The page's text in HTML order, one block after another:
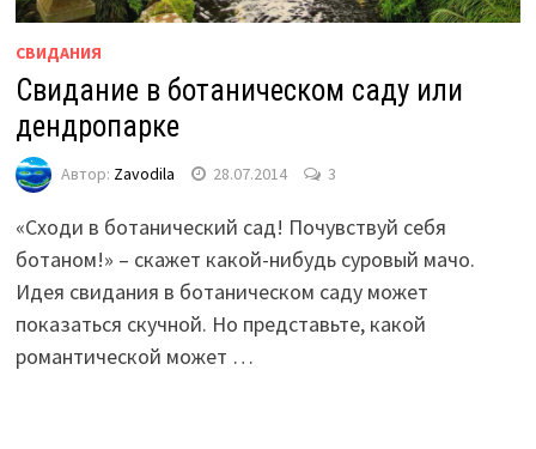
СВИДАНИЯ
Свидание в ботаническом саду или
дендропарке
Автор: Zavodila 28.07.2014 3
«Сходи в ботанический сад! Почувствуй себя
ботаном!» – скажет какой-нибудь суровый мачо.
Идея свидания в ботаническом саду может
показаться скучной. Но представьте, какой
романтической может …